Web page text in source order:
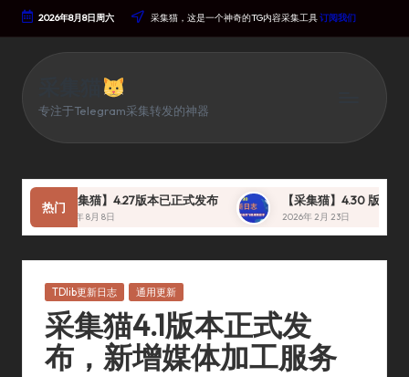
Skip
Content
2026年8月8日周六 采集猫，这是一个神奇的TG内容采集工具订阅我们
专注于Telegram采集转发的神器
热门
【采集猫】4.27版本已正式发布
2025年 8月 8日
【采集猫】4.30 版本 即将发
2026年 2月 23日
Posted
In
TDlib更新日志 通用更新
采集猫4.1版本正式发
布，新增媒体加工服务